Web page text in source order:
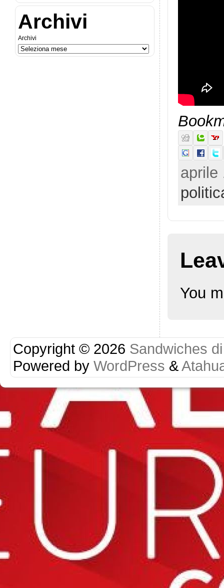
Archivi
Archivi
aprile
You
Copyright © 2026 Sandwiches
Powered by WordPress &